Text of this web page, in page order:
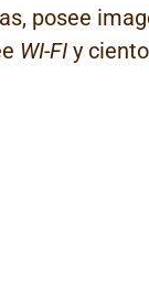
posee
WI-FI y